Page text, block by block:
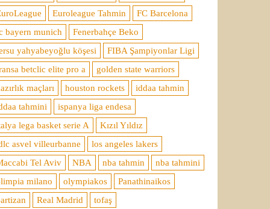
Euroleague Tahmin
FC Barcelona
bayern munich
Fenerbahçe Beko
yahyabeyoğlu köşesi
FIBA Şampiyonlar Ligi
betclic elite pro a
golden state warriors
maçları
houston rockets
iddaa tahmin
tahmini
ispanya liga endesa
lega basket serie A
Kızıl Yıldız
asvel villeurbanne
los angeles lakers
Tel Aviv
NBA nba tahmin
nba tahmini
milano
olympiakos
Panathinaikos
Real Madrid tofaş